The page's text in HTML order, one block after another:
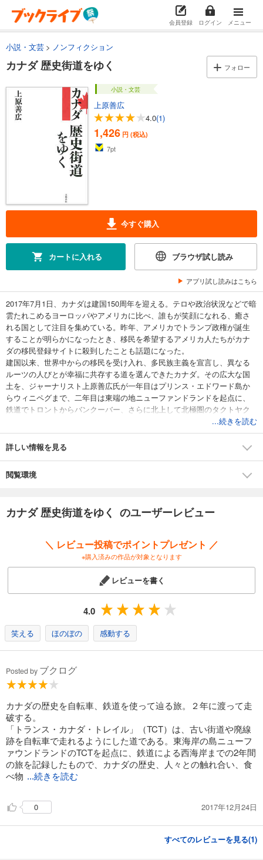
会員登録 ログイン メニュー
小説・文芸 ノンフィクション
カナダ 歴史街道をゆく フォロー
小説・文芸
上原善広
4.0(1)
1,426 円 (税込)
7pt
今すぐ購入
カートに入れる ブラウザ試し読み
アプリ試し読みはこちら
2017年7月1日、カナダは建国150周年を迎える。テロや政治状況などで暗
雲たれこめるヨーロッパやアメリカに比べ、誰もが笑顔になれる、癒さ
れる国として注目を集めている。昨年、アメリカでトランプ政権が誕生
することが明らかになったとき、移民を希望するアメリカ人たちがカナ
ダの移民登録サイトに殺到したことも話題になった。
建国以来、世界中からの移民を受け入れ、多民族主義を宣言し、異なる
ルーツの人びとが幸福に共存する道を選んできたカナダ。その広大な国
土を、ジャーナリスト上原善広氏が一年目はプリンス・エドワード島か
らウィニペグまで、二年目は東端の地ニューファンドランドを起点に、
鉄道でトロントからバンクーバー、さらに北上して北極圏のタクトヤク
タックまで踏破した。カナダ全土に張り巡らされた「トランス・カナ
ダ・トレイル」（TCT）という古い街道や廃線になった線路跡などのトレ
イルを自転車でめぐったり、建国の礎となった大陸横断鉄道に乗って西
つ「今」のカナダを体感する気鋭のルポルタージュ。
...続きを読む
詳しい情報を見る
閲覧環境
カナダ 歴史街道をゆく のユーザーレビュー
＼ レビュー投稿でポイントプレゼント ／
※購入済みの作品が対象となります
レビューを書く
4.0
笑える ほのぼの 感動する
Posted by ブクログ
カナダの歴史を自転車、鉄道を使って辿る旅。２年に渡って走
破する。
「トランス・カナダ・トレイル」（TCT）は、古い街道や廃線
跡を自転車で走れるようにした道である。東海岸の島ニューフ
ァウンドランドのTCTを起点に、鉄道による西海岸までの2年間
の旅を記録したもので、カナダの歴史、人々との触れ合い、食
べ物 ...続きを読む
0 2017年12月24日
すべてのレビューを見る(1)